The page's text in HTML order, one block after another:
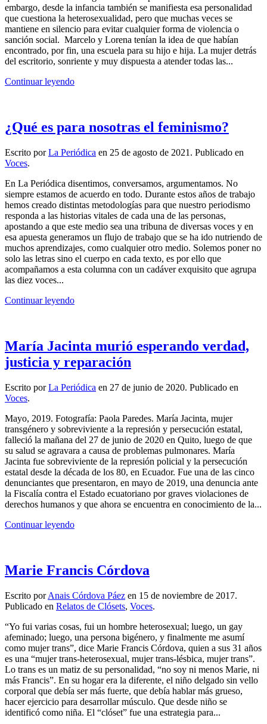
embargo, desde la infancia también se manifiesta esa personalidad
que cuestiona la heterosexualidad, pero que muchas veces se
mantiene en silencio para evitar cualquier forma de violencia o
sanción social. Marcelo y Lorena tenían la idea de que habían
encontrado, por fin, una escuela para su hijo e hija. La mujer detrás
del escritorio, sonriente y muy dispuesta a atender todas las...
Continuar leyendo
¿Qué es para nosotras el feminismo?
Escrito porLa Periódica en 25 de agosto de 2021 . Publicado en
Voces.
En La Periódica disentimos, conversamos, argumentamos. No
siempre estamos de acuerdo en todo. Durante estos años de trabajo
hemos creado distintas metodologías para que nuestro periodismo
responda a las historias vitales de cada una de las personas,
apostando a que este medio sea una tribuna de diversas voces y en
esa apuesta generamos un flujo de trabajo que se ha ido nutriendo de
muchos aprendizajes, como cualquier otro medio. Solemos poner no
solo las letras sino el cuerpo en cada texto, es por ello que
acompañamos a esta columna con un cadáver exquisito que agrupa
las diez voces...
Continuar leyendo
María Jacinta murió esperando verdad,
justicia y reparación
Escrito porLa Periódica en 27 de junio de 2020. Publicado en
Voces.
Mayo, 2019. Fotografía: Paola Paredes. María Jacinta, mujer
transgénero y sobreviviente a la represión y persecución estatal,
falleció la mañana del 27 de junio de 2020 en Quito, luego de que
su salud se agravara a causa de problemas pulmonares. María
Jacinta fue sobreviviente de la represión policial y la persecución
estatal desde la década de los 80, en Ecuador. Fue una de las cinco
denunciantes que presentaron, en mayo de 2019, una denuncia ante
la Fiscalía contra el Estado ecuatoriano por graves violaciones de
derechos humanos y que ahora se encuentra en conocimiento de la...
Continuar leyendo
Marie Francis Córdova
Escrito porAnais Córdova Páez en 15 de noviembre de 2017.
Publicado en Relatos de Clósets, Voces.
“Yo fui varias cosas, fui un hombre heterosexual; luego, un gay
afeminado; luego, una persona bigénero, y finalmente me asumí
como mujer trans”, dice Marie Francis Córdova, quien a sus 31 años
es una “mujer trans-heterosexual, mujer trans-lésbica, mujer trans”.
Lo trans es un matiz de su personalidad, “no soy ni menos Marie, ni
más Francis”. En su hogar era la diferente, el niño delgado sin vello
corporal que debía ser más fuerte, que debía hablar más grueso,
hacer ejercicio para desarrollar músculo. Que desde niño se
identificó como niña. El “clóset” fue una estrategia para...